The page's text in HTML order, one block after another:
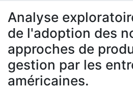
À propos
Analyse
de l'adoption des
approches de
gestion par les
américaines.